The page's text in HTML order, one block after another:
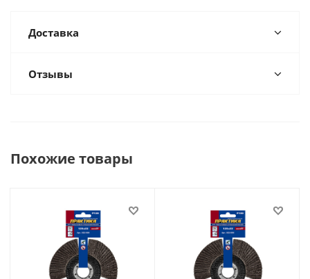
Доставка
Отзывы
Похожие товары